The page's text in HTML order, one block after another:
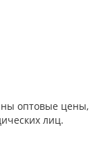
оптовые цены,
лиц.